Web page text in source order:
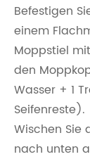
Befestigen
einem
Moppstiel
den
Wasser + 1
Seifenreste).
Wischen Sie
nach unten